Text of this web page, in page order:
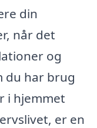
din
når det
og
du har brug
i hjemmet
er en